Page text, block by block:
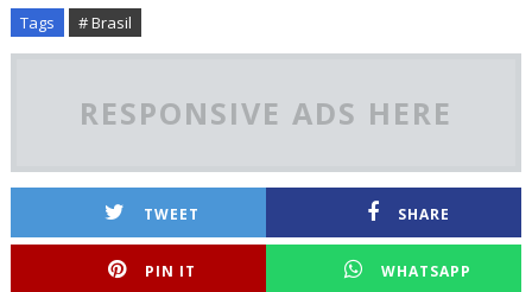
Tags # Brasil
RESPONSIVE ADS HERE
TWEET SHARE
PIN IT WHATSAPP